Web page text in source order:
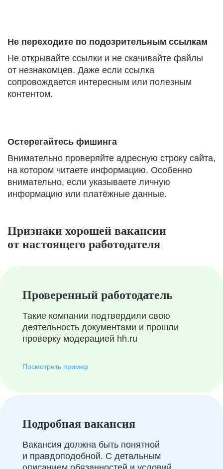
Не переходите по подозрительным ссылкам
Не открывайте ссылки и не скачивайте файлы
от незнакомцев. Даже если ссылка
сопровождается интересным или полезным
контентом.
Остерегайтесь фишинга
Внимательно проверяйте адресную строку сайта,
на котором читаете информацию. Особенно
внимательно, если указываете личную
информацию или платёжные данные.
Признаки хорошей вакансии
от настоящего работодателя
Проверенный работодатель
Такие компании подтвердили свою
деятельность документами и прошли
проверку модерацией hh.ru
Посмотреть пример
Подробная вакансия
Вакансия должна быть понятной
и правдоподобной. С детальным